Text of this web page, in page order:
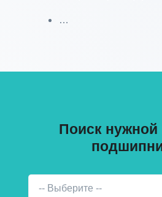
…
Поиск
-- Выберите --